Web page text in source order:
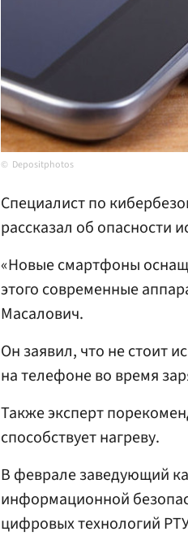
Depositphotos
Специалист по
рассказал об опасности
«Новые смартфоны
этого современные
Масалович.
Он заявил, что не стоит
на телефоне во время
Также эксперт
способствует нагреву.
В феврале заведующий
информационной
цифровых технологий